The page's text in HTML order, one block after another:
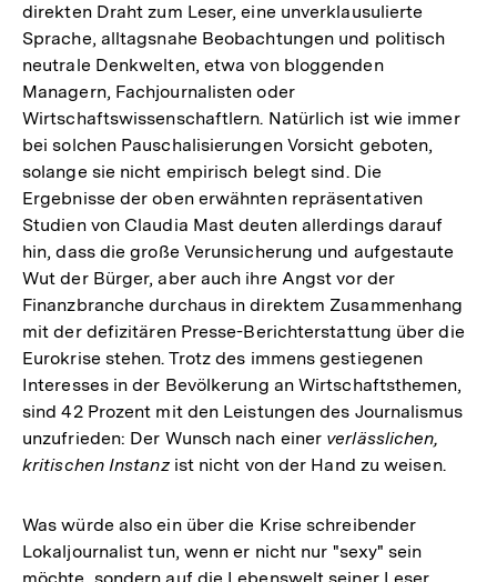
direkten Draht zum Leser, eine unverklausulierte
Sprache, alltagsnahe Beobachtungen und politisch
neutrale Denkwelten, etwa von bloggenden
Managern, Fachjournalisten oder
Wirtschaftswissenschaftlern. Natürlich ist wie immer
bei solchen Pauschalisierungen Vorsicht geboten,
solange sie nicht empirisch belegt sind. Die
Ergebnisse der oben erwähnten repräsentativen
Studien von Claudia Mast deuten allerdings darauf
hin, dass die große Verunsicherung und aufgestaute
Wut der Bürger, aber auch ihre Angst vor der
Finanzbranche durchaus in direktem Zusammenhang
mit der defizitären Presse-Berichterstattung über die
Eurokrise stehen. Trotz des immens gestiegenen
Interesses in der Bevölkerung an Wirtschaftsthemen,
sind 42 Prozent mit den Leistungen des Journalismus
unzufrieden: Der Wunsch nach einer verlässlichen,
kritischen Instanzist nicht von der Hand zu weisen.
Was würde also ein über die Krise schreibender
Lokaljournalist tun, wenn er nicht nur "sexy" sein